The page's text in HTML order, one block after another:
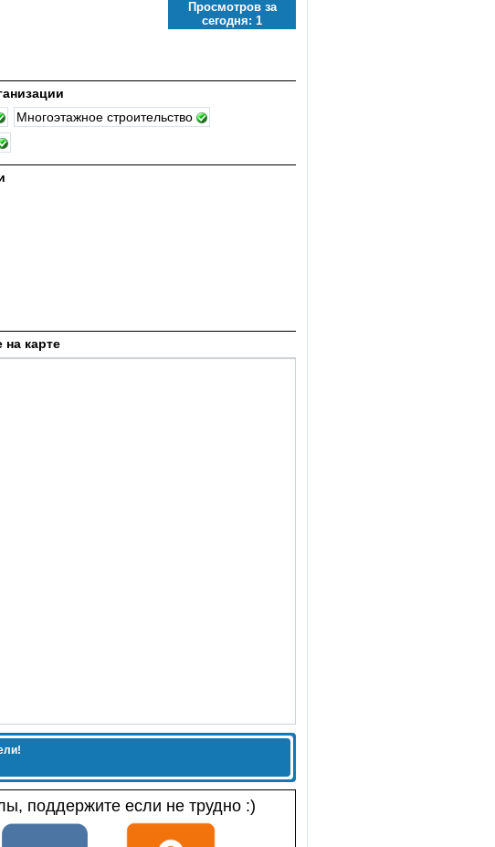
Просмотров за
сегодня: 1
Многоэтажное строительство
карте
поддержите если не трудно :)